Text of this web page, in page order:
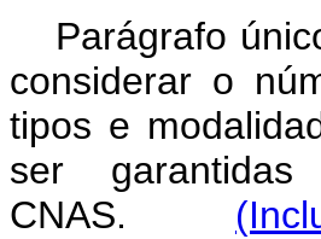
Parágrafo
considerar o
tipos e
ser
CNAS.